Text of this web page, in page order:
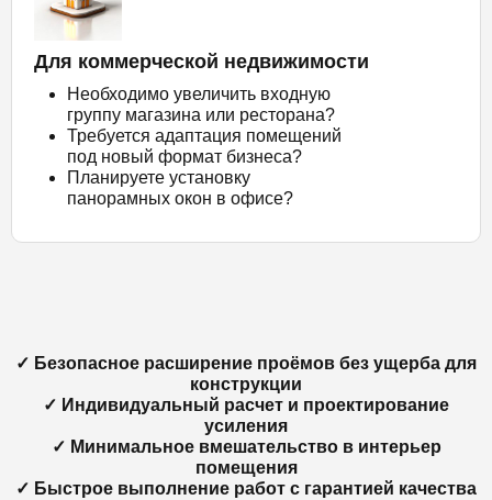
Для коммерческой недвижимости
Необходимо увеличить входную
группу магазина или ресторана?
Требуется адаптация помещений
под новый формат бизнеса?
Планируете установку
панорамных окон в офисе?
✓ Безопасное расширение проёмов без ущерба для
конструкции
✓ Индивидуальный расчет и проектирование
усиления
✓ Минимальное вмешательство в интерьер
помещения
✓ Быстрое выполнение работ с гарантией качества